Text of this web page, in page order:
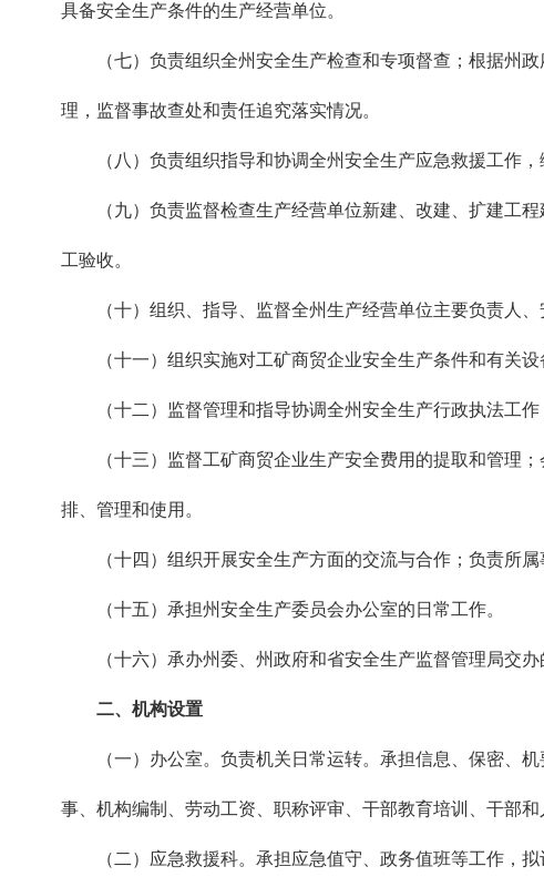
具备安全生产条件的生产经营单位。
（七）负责组织全州安全生产检查和专项督查；根据州政
理，监督事故查处和责任追究落实情况。
（八）负责组织指导和协调全州安全生产应急救援工作，
（九）负责监督检查生产经营单位新建、改建、扩建工程
工验收。
（十）组织、指导、监督全州生产经营单位主要负责人、
（十一）组织实施对工矿商贸企业安全生产条件和有关设
（十二）监督管理和指导协调全州安全生产行政执法工作
（十三）监督工矿商贸企业生产安全费用的提取和管理；
排、管理和使用。
（十四）组织开展安全生产方面的交流与合作；负责所属
（十五）承担州安全生产委员会办公室的日常工作。
（十六）承办州委、州政府和省安全生产监督管理局交办
二、机构设置
（一）办公室。负责机关日常运转。承担信息、保密、机
事、机构编制、劳动工资、职称评审、干部教育培训、干部
（二）应急救援科。承担应急值守、政务值班等工作，拟